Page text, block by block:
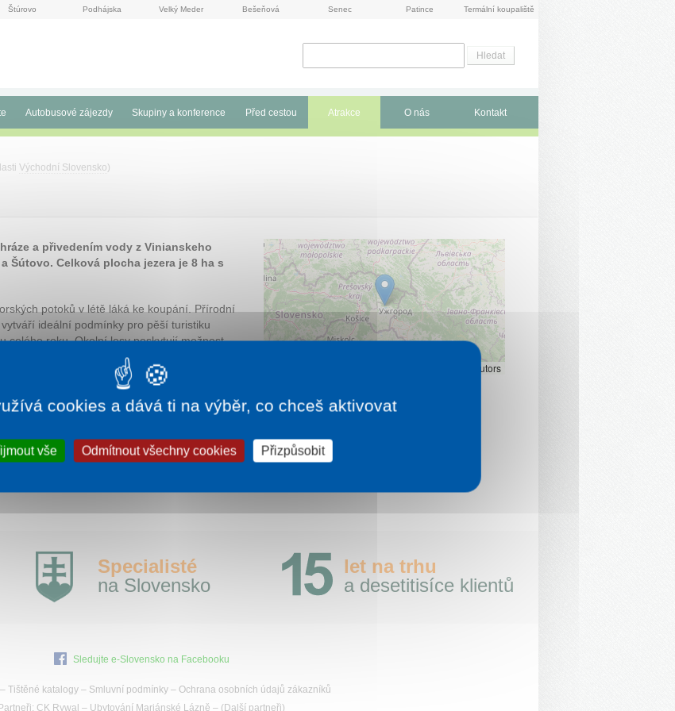
Štúrovo Podhájska Velký Meder Bešeňová Senec Patince Termální koupaliště
Autobusové zájezdy Skupiny a konference Před cestou Atrakce O nás Kontakt
Východní Slovensko)
a přivedením vody z Vinianskeho
Šútovo. Celková plocha jezera je 8 ha s
potoků v létě láká ke koupání. Přírodní
ideální podmínky pro pěší turistiku
celého roku. Okolní lesy poskytují možnost
V letních měsících jsou zde vhodné
pro koupání. Na podzim na rybolov, v zimě na
běh na lyžích, turistiku a relaxační pobyty.
contributors
Specialisté
na Slovensko
let na trhu
a desetitisíce klientů
Sledujte e-Slovensko na Facebooku
– Tištěné katalogy– Smluvní podmínky– Ochrana osobních údajů zákazníků
Partneři: CK Rywal – Ubytování Mariánské Lázně – (Další partneři)
cookies a dává ti na výběr, co chceš aktivovat
vše Odmítnout všechny cookies Přizpůsobit